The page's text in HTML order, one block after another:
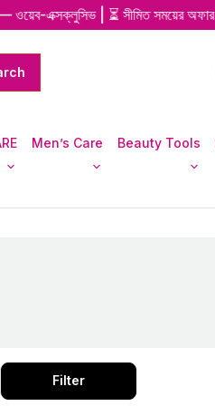
এক্সক্লুসিভ | ⏳ সীমিত সময়ের অফার
Men’s Care Beauty Tools
Filter